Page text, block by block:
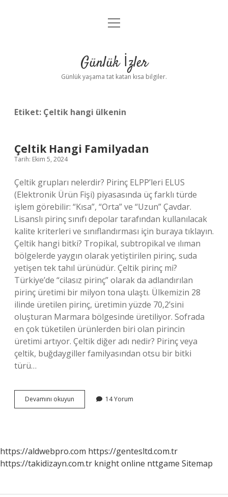
Anasayfa
Yasal Uyarı
menüyü
Günlük İzler
Günlük yaşama tat katan kısa bilgiler.
Etiket: Çeltik hangi ülkenin
Çeltik Hangi Familyadan
Tarih: Ekim 5, 2024
Çeltik grupları nelerdir? Pirinç ELPP’leri ELUS
(Elektronik Ürün Fişi) piyasasında üç farklı türde
işlem görebilir: “Kısa”, “Orta” ve “Uzun” Çavdar.
Lisanslı pirinç sınıfı depolar tarafından kullanılacak
kalite kriterleri ve sınıflandırması için buraya tıklayın.
Çeltik hangi bitki? Tropikal, subtropikal ve ılıman
bölgelerde yaygın olarak yetiştirilen pirinç, suda
yetişen tek tahıl ürünüdür. Çeltik pirinç mi?
Türkiye’de “cilasız pirinç” olarak da adlandırılan
pirinç üretimi bir milyon tona ulaştı. Ülkemizin 28
ilinde üretilen pirinç, üretimin yüzde 70,2’sini
oluşturan Marmara bölgesinde üretiliyor. Sofrada
en çok tüketilen ürünlerden biri olan pirincin
üretimi artıyor. Çeltik diğer adı nedir? Pirinç veya
çeltik, buğdaygiller familyasından otsu bir bitki
türü…
Devamını okuyun
Hangi
14 Yorum
https://aldwebpro.com https://gentesltd.com.tr
https://takidizayn.com.tr knight online nttgame Sitemap